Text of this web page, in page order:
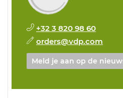
+32 3 820 98 60
orders@vdp.com
Meld je aan op de